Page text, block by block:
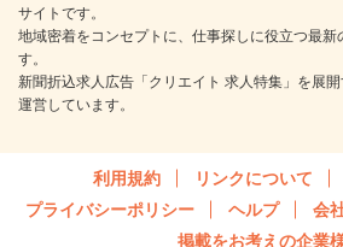
サイトです。
地域密着をコンセプトに、仕事探しに役立つ最新
す。
新聞折込求人広告「クリエイト 求人特集」を展
運営しています。
利用規約 リンクについて
プライバシーポリシー
ヘルプ 会
掲載をお考えの企業